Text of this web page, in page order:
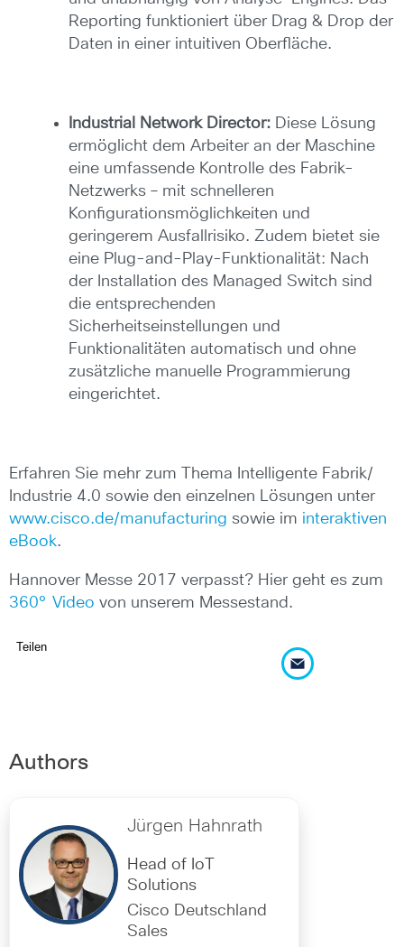
Reporting funktioniert über Drag & Drop der
Daten in einer intuitiven Oberfläche.
Industrial Network Director: Diese Lösung
ermöglicht dem Arbeiter an der Maschine
eine umfassende Kontrolle des Fabrik-
Netzwerks – mit schnelleren
Konfigurationsmöglichkeiten und
geringerem Ausfallrisiko. Zudem bietet sie
eine Plug-and-Play-Funktionalität: Nach
der Installation des Managed Switch sind
die entsprechenden
Sicherheitseinstellungen und
Funktionalitäten automatisch und ohne
zusätzliche manuelle Programmierung
eingerichtet.
Erfahren Sie mehr zum Thema Intelligente Fabrik/
Industrie 4.0 sowie den einzelnen Lösungen unter
www.cisco.de/manufacturing sowie im interaktiven
eBook.
Hannover Messe 2017 verpasst? Hier geht es zum
360° Video von unserem Messestand.
Teilen
Authors
Jürgen Hahnrath
Head of IoT
Solutions
Cisco Deutschland
Sales